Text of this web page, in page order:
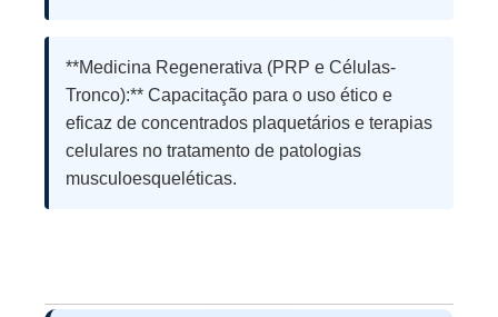
**Medicina Regenerativa (PRP e Células-
Tronco):** Capacitação para o uso ético e
eficaz de concentrados plaquetários e terapias
celulares no tratamento de patologias
musculoesqueléticas.